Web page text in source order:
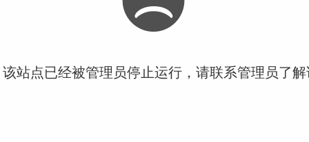
站点已经被管理员停止运行，请联系管理员了